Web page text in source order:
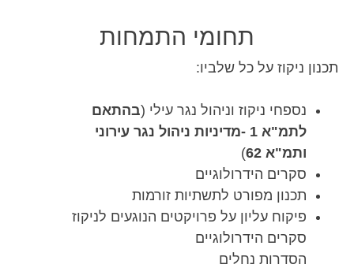
תחומי התמחות
תכנון ניקוז על כל שלביו:
נספחי ניקוז וניהול נגר עילי (בהתאם
לתמ"א 1 -מדיניות ניהול נגר עירוני
ותמ"א 62
)
סקרים הידרולוגיים
תכנון מפורט לתשתיות זורמות
פיקוח עליון על פרויקטים הנוגעים לניקוז
סקרים הידרולוגיים
הסדרות נחלים